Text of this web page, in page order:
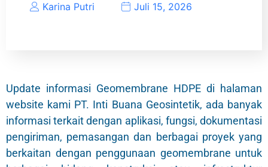
Karina Putri Juli 15, 2026
Update informasi Geomembrane HDPE di halaman
website kami PT. Inti Buana Geosintetik, ada banyak
informasi terkait dengan aplikasi, fungsi, dokumentasi
pengiriman, pemasangan dan berbagai proyek yang
berkaitan dengan penggunaan geomembrane untuk